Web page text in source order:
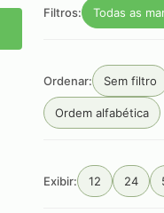
Filtros: Todas as
Ordenar: Sem filtro
Ordem alfabética
Exibir: 12 24